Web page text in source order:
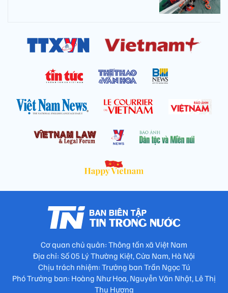
Cơ quan chủ quản: Thông tấn xã Việt Nam
Địa chỉ: Số 05 Lý Thường Kiệt, Cửa Nam, Hà Nội
Chịu trách nhiệm: Trưởng ban Trần Ngọc Tú
Phó Trưởng ban: Hoàng Như Hoa, Nguyễn Văn Nhật, Lê Thị
Thu Hương